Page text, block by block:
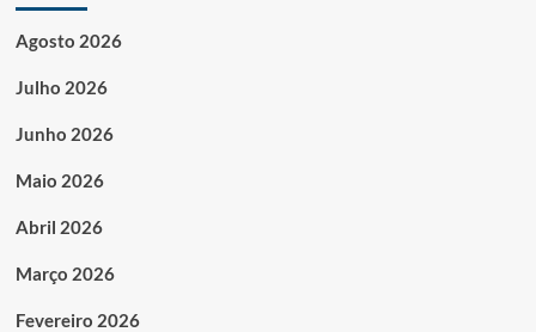
Agosto 2026
Julho 2026
Junho 2026
Maio 2026
Abril 2026
Março 2026
Fevereiro 2026